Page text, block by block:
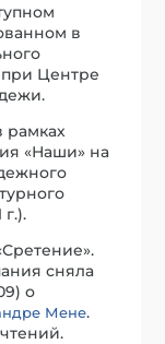
в
при Центре
рамках
«Наши» на
сняла
о
Мене.